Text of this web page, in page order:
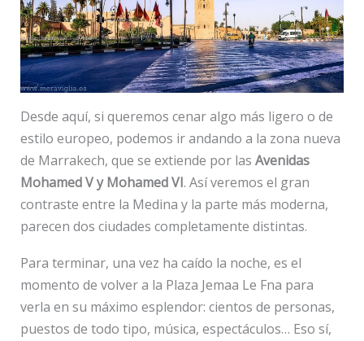
Desde aquí, si queremos cenar algo más ligero o de
estilo europeo, podemos ir andando a la zona nueva
de Marrakech, que se extiende por las Avenidas
Mohamed V y Mohamed VI. Así veremos el gran
contraste entre la Medina y la parte más moderna,
parecen dos ciudades completamente distintas.
Para terminar, una vez ha caído la noche, es el
momento de volver a la Plaza Jemaa Le Fna para
verla en su máximo esplendor: cientos de personas,
puestos de todo tipo, música, espectáculos… Eso sí,